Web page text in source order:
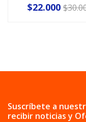
$22.000
Suscríbete a
recibir noticias y